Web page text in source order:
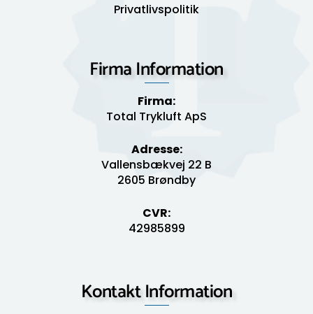
Privatlivspolitik
Firma Information
Firma:
Total Trykluft ApS
Adresse:
Vallensbækvej 22 B
2605 Brøndby
CVR:
42985899
Kontakt Information